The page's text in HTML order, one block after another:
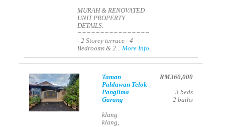
MURAH & RENOVATED
UNIT PROPERTY
DETAILS:
================
- 2 Storey terrace - 4
Bedrooms & 2...More Info
Taman
Pahlawan Telok
Panglima
Garang
klang
klang,
RM360,000
3 beds
2 baths